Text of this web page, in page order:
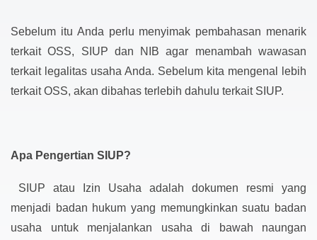
Sebelum itu Anda perlu menyimak pembahasan menarik
terkait OSS, SIUP dan NIB agar menambah wawasan
terkait legalitas usaha Anda. Sebelum kita mengenal lebih
terkait OSS, akan dibahas terlebih dahulu terkait SIUP.
Apa Pengertian SIUP?
SIUP atau Izin Usaha adalah dokumen resmi yang
menjadi badan hukum yang memungkinkan suatu badan
usaha untuk menjalankan usaha di bawah naungan